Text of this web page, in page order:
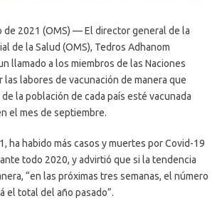
de 2021 (OMS) — El director general de la
de la Salud (OMS), Tedros Adhanom
llamado a los miembros de las Naciones
las labores de vacunación de manera que
la población de cada país esté vacunada
el mes de septiembre.
ha habido más casos y muertes por Covid-19
todo 2020, y advirtió que si la tendencia
“en las próximas tres semanas, el número
el total del año pasado”.